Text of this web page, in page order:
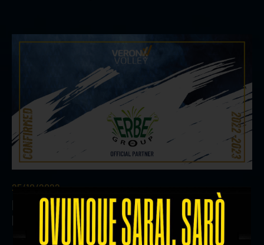
25/10/2022
Erbe Group confermato Official
Partner di Verona Volley